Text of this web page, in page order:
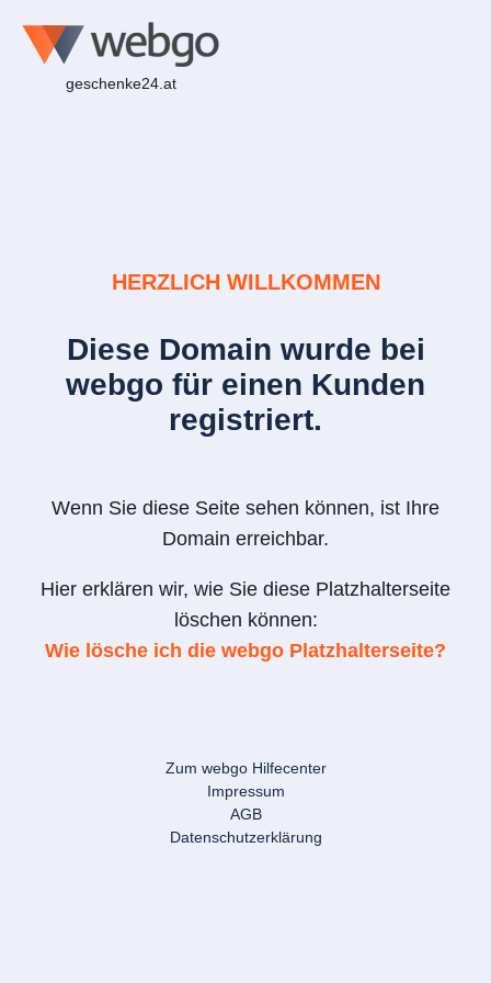
geschenke24.at
HERZLICH WILLKOMMEN
Diese Domain wurde bei
webgo für einen Kunden
registriert.
Wenn Sie diese Seite sehen können, ist Ihre
Domain erreichbar.
Hier erklären wir, wie Sie diese Platzhalterseite
löschen können:
Wie lösche ich die webgo Platzhalterseite?
Zum webgo Hilfecenter
Impressum
AGB
Datenschutzerklärung